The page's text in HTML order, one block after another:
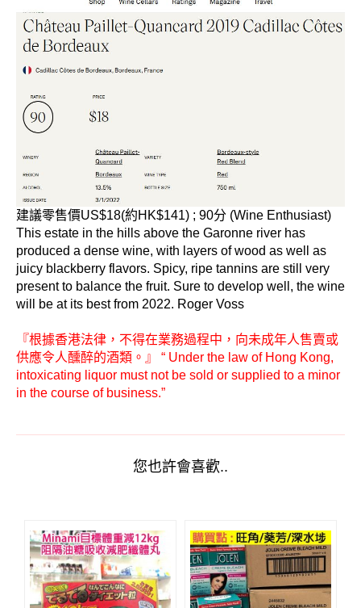
建議零售價US$18(約HK$141) ; 90分 (Wine Enthusiast)
This estate in the hills above the Garonne river has
produced a dense wine, with layers of wood as well as
juicy blackberry flavors. Spicy, ripe tannins are still very
present to balance the fruit. Sure to develop well, the wine
will be at its best from 2022. Roger Voss
『根據香港法律，不得在業務過程中，向未成年人售賣或
供應令人醺醉的酒類。』 “ Under the law of Hong Kong,
intoxicating liquor must not be sold or supplied to a minor
in the course of business.”
您也許會喜歡..